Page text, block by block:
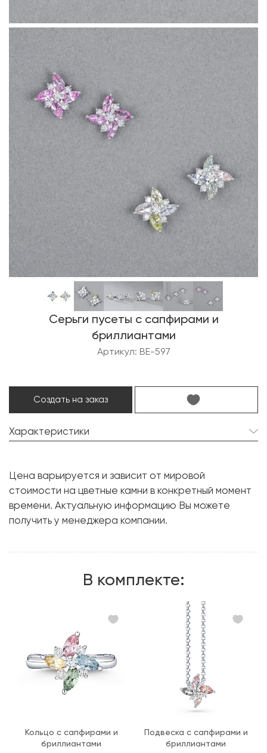
Серьги пусеты с сапфирами и
бриллиантами
Артикул: BE-597
Создать на заказ
Характеристики
Форма огранки:
Бриллиант:
10 шт. 0.74 карат.
Форма огранки:
Цена варьируется и зависит от мировой
стоимости на цветные камни в конкретный момент
времени. Актуальную информацию Вы можете
получить у менеджера компании.
В комплекте:
Кольцо с сапфирами и
бриллиантами
Подвеска с сапфирами и
бриллиантами